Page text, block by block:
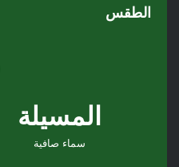
الطقس
المسيلة
سماء صافية